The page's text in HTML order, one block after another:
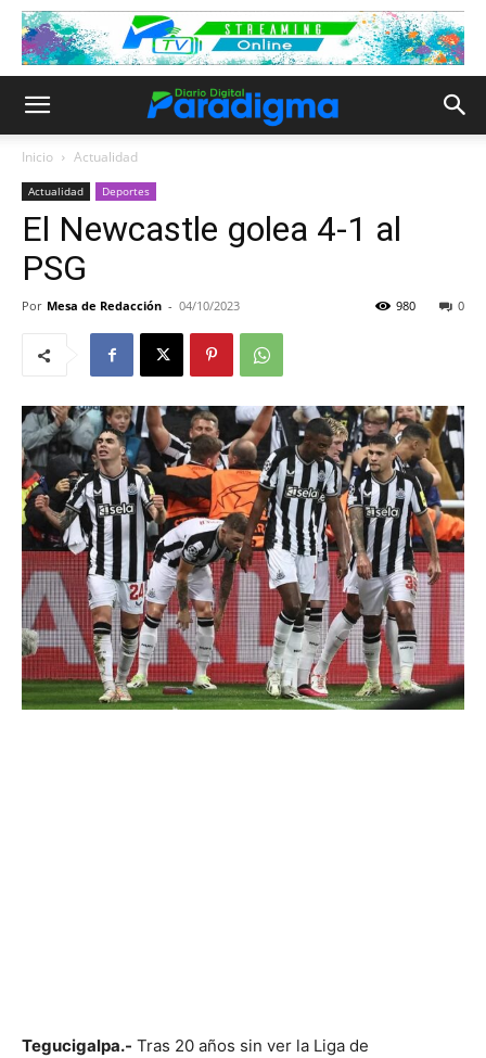
Inicio Actualidad
Actualidad Deportes
El Newcastle golea 4-1 al
PSG
Por Mesa de Redacción - 04/10/2023 0
980
Tegucigalpa.- Tras 20 años sin ver la Liga de